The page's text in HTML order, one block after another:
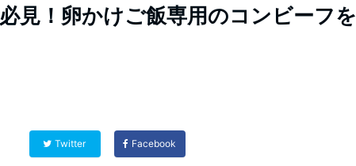
見！卵かけご飯専用のコンビーフを
Twitter Facebook